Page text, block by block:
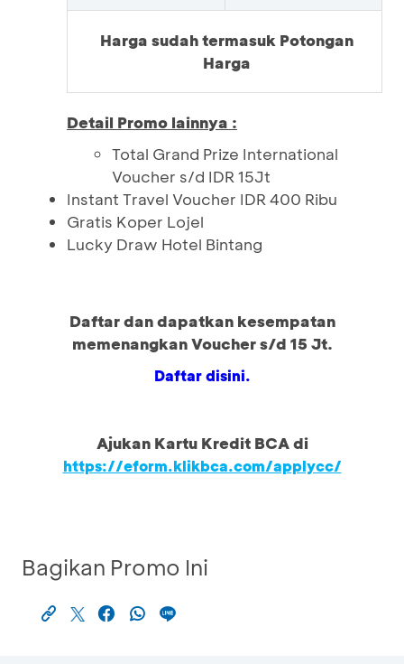
Harga sudah termasuk Potongan
Harga
Detail Promo lainnya :
Total Grand Prize International
Voucher s/d IDR 15Jt
Instant Travel Voucher IDR 400 Ribu
Gratis Koper Lojel
Lucky Draw Hotel Bintang
Daftar dan dapatkan kesempatan
memenangkan Voucher s/d 15 Jt.
Daftar disini.
Ajukan Kartu Kredit BCA di
https://eform.klikbca.com/applycc/
Bagikan Promo Ini